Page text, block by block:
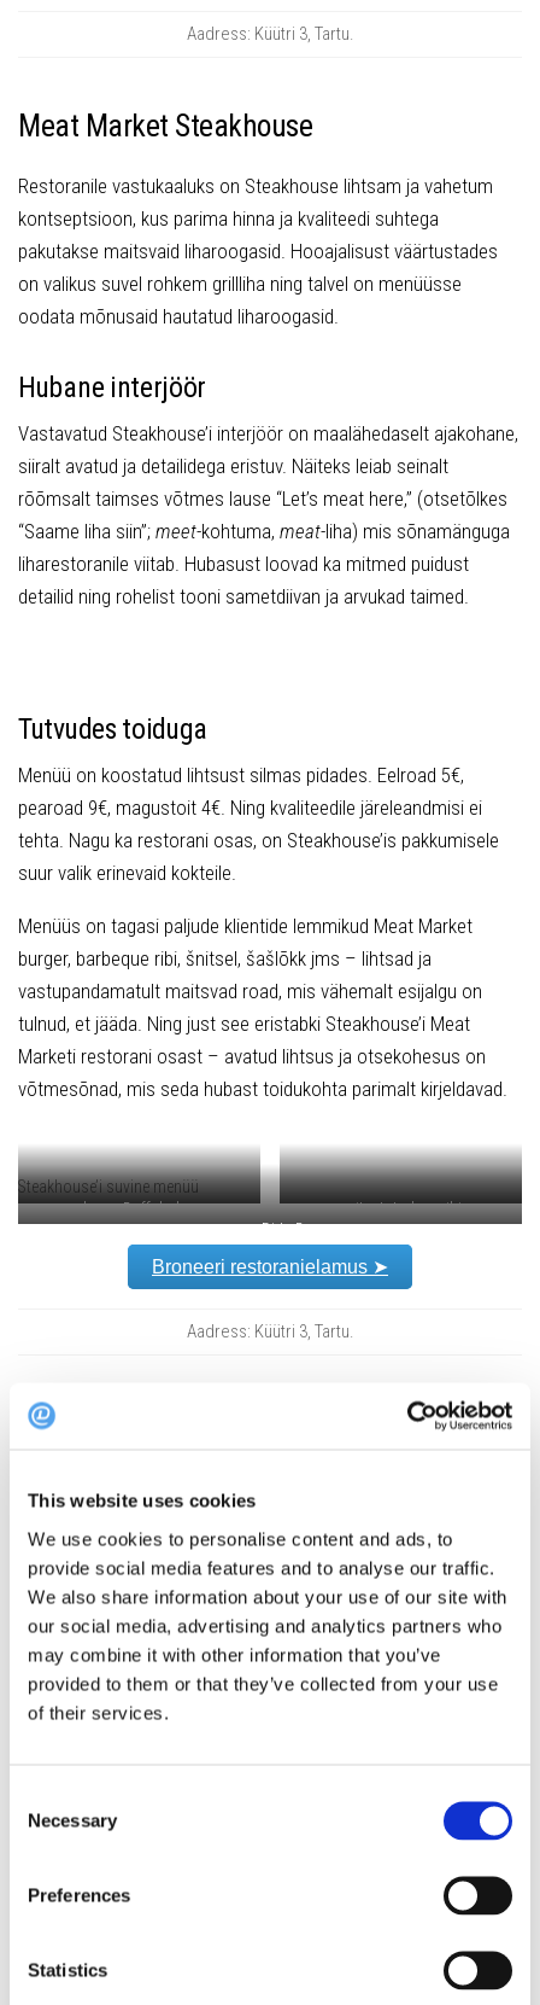
This website uses cookies
We use cookies to personalise content and ads, to
provide social media features and to analyse our traffic.
We also share information about your use of our site with
our social media, advertising and analytics partners who
may combine it with other information that you’ve
provided to them or that they’ve collected from your use
of their services.
Selection
Necessary
Preferences
Statistics
Aadress: Küütri 3, Tartu.
Meat Market Steakhouse
Restoranile vastukaaluks on Steakhouse lihtsam ja vahetum
kontseptsioon, kus parima hinna ja kvaliteedi suhtega
pakutakse maitsvaid liharoogasid. Hooajalisust väärtustades
on valikus suvel rohkem grillliha ning talvel on menüüsse
oodata mõnusaid hautatud liharoogasid.
Hubane interjöör
Vastavatud Steakhouse’i interjöör on maalähedaselt ajakohane,
siiralt avatud ja detailidega eristuv. Näiteks leiab seinalt
rõõmsalt taimses võtmes lause “Let’s meat here,” (otsetõlkes
“Saame liha siin”; meet-kohtuma, meat-liha) mis sõnamänguga
liharestoranile viitab. Hubasust loovad ka mitmed puidust
detailid ning rohelist tooni sametdiivan ja arvukad taimed.
Tutvudes toiduga
Menüü on koostatud lihtsust silmas pidades. Eelroad 5€,
pearoad 9€, magustoit 4€. Ning kvaliteedile järeleandmisi ei
tehta. Nagu ka restorani osas, on Steakhouse’is pakkumisele
suur valik erinevaid kokteile.
Menüüs on tagasi paljude klientide lemmikud Meat Market
burger, barbeque ribi, šnitsel, šašlõkk jms – lihtsad ja
vastupandamatult maitsvad road, mis vähemalt esijalgu on
tulnud, et jääda. Ning just see eristabki Steakhouse’i Meat
Marketi restorani osast – avatud lihtsus ja otsekohesus on
võtmesõnad, mis seda hubast toidukohta parimalt kirjeldavad.
Steakhouse’i suvine menüü
eelroog Buffalo kana
suitsutatud searibi
pearoog Dirty Burger
Broneeri restoranielamus ➤
Aadress: Küütri 3, Tartu.
Tags: steakhouse
Uus restoran
YOU MAY ALSO LIKE...